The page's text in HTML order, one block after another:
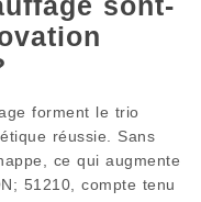
forment le trio
réussie. Sans
ce qui augmente
51210, compte tenu